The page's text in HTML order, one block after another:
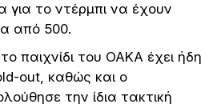
για το ντέρμπι να έχουν
από 500.
παιχνίδι του ΟΑΚΑ έχει ήδη
out, καθώς και ο
την ίδια τακτική